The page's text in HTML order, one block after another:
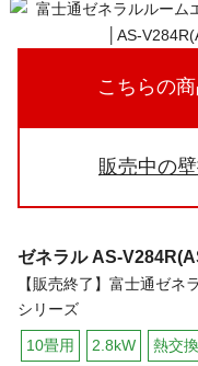
こちらの
販売中の
ゼネラル AS-
【販売終了】富士通ゼネ
シリーズ
10畳用 2.8kW 熱交